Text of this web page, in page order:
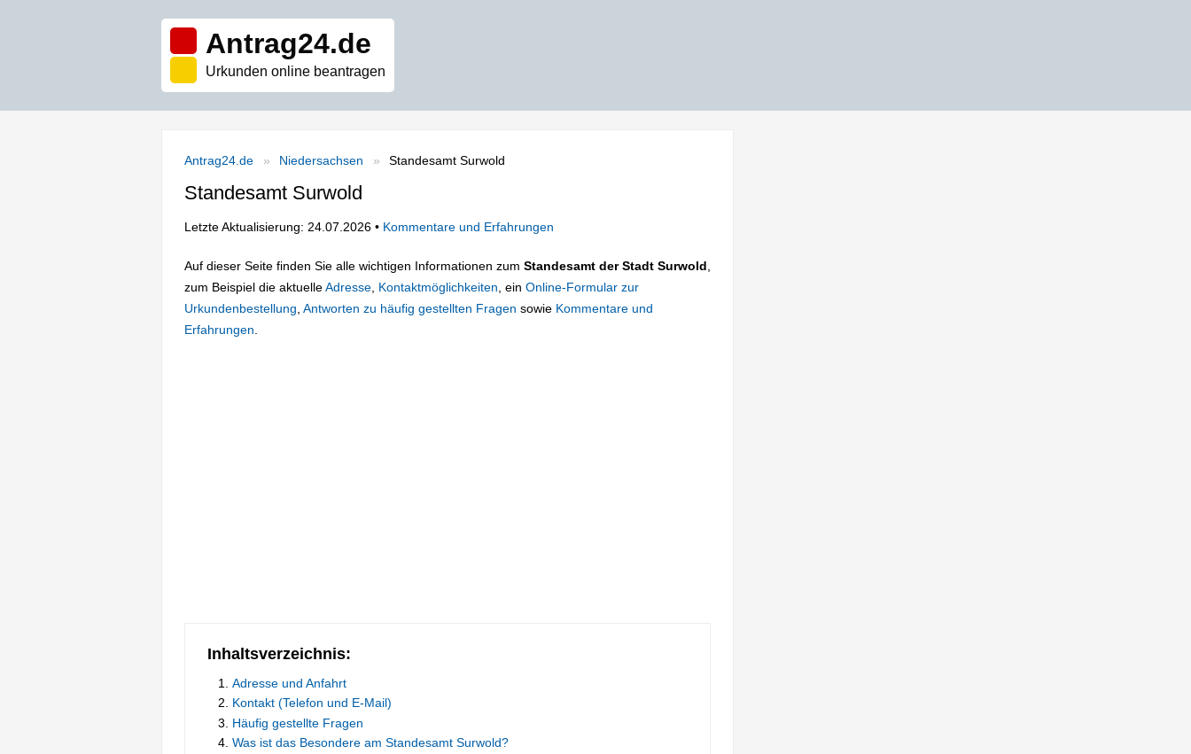
Antrag24.de
Urkunden online beantragen
Antrag24.de Niedersachsen Standesamt Surwold
Standesamt Surwold
Letzte Aktualisierung: 24.07.2026 • Kommentare und Erfahrungen
Auf dieser Seite finden Sie alle wichtigen Informationen zum Standesamt der Stadt Surwold
zum Beispiel die aktuelleAdresse Kontaktmöglichkeiten , ein Online-Formular zur
Urkundenbestellung Antworten zu häufig gestellten Fragen sowie Kommentare und
Erfahrungen
Inhaltsverzeichnis:
Adresse und Anfahrt
Kontakt (Telefon und E-Mail)
Häufig gestellte Fragen
Was ist das Besondere am Standesamt Surwold?